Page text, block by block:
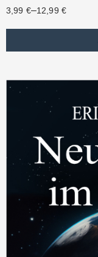
3,99 €–12,99 €